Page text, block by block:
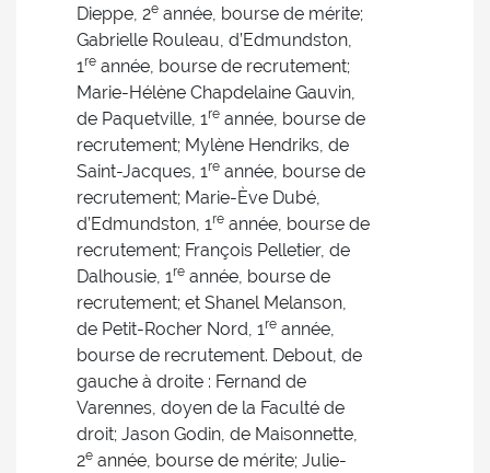
Dieppe, 2e année, bourse de mérite;
Gabrielle Rouleau, d’Edmundston,
1re année, bourse de recrutement;
Marie-Hélène Chapdelaine Gauvin,
de Paquetville, 1re année, bourse de
recrutement; Mylène Hendriks, de
Saint-Jacques, 1re année, bourse de
recrutement; Marie-Ève Dubé,
d’Edmundston, 1re année, bourse de
recrutement; François Pelletier, de
Dalhousie, 1re année, bourse de
recrutement; et Shanel Melanson,
de Petit-Rocher Nord, 1re année,
bourse de recrutement. Debout, de
gauche à droite : Fernand de
Varennes, doyen de la Faculté de
droit; Jason Godin, de Maisonnette,
2e année, bourse de mérite; Julie-